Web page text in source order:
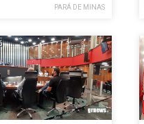
PARÁ DE MINAS